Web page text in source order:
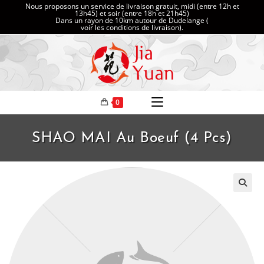
Nous proposons un service de livraison gratuit, midi (entre 12h et
13h45) et soir (entre 18h et 21h45)
Dans un rayon de 10km autour de Dudelange (
voir les conditions de livraison).
0
SHAO MAI Au Boeuf (4 Pcs)